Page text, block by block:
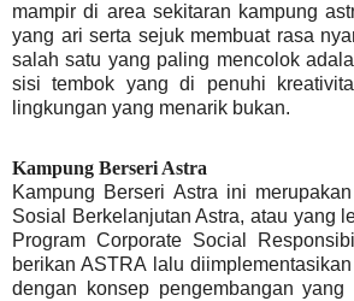
mampir di area sekitaran kampung
yang ari serta sejuk membuat rasa
salah satu yang paling mencolok
sisi tembok yang di penuhi
lingkungan yang menarik bukan.
Kampung Berseri Astra
Kampung Berseri Astra ini
Sosial Berkelanjutan Astra, atau yang
Program Corporate Social
berikan ASTRA lalu
dengan konsep pengembangan yang